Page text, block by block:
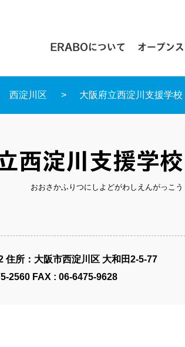
ERABOについて オープン
西淀川区 大阪府立西淀川支援学校
西淀川支援学校
おおさかふりつにしよどがわしえんがっこう
住所：大阪市西淀川区 大和田2-5-77
2560 FAX : 06-6475-9628